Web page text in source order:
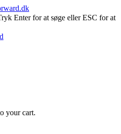
Enter for at søge eller ESC for at
your cart.